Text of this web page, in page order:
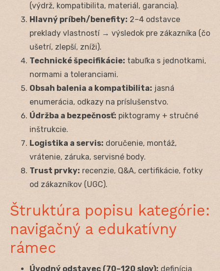
(výdrž, kompatibilita, materiál, garancia).
Hlavný príbeh/benefity: 2–4 odstavce
preklady vlastností → výsledok pre zákazníka (čo
ušetrí, zlepší, zníži).
Technické špecifikácie: tabuľka s jednotkami,
normami a toleranciami.
Obsah balenia a kompatibilita: jasná
enumerácia, odkazy na príslušenstvo.
Údržba a bezpečnosť: piktogramy + stručné
inštrukcie.
Logistika a servis: doručenie, montáž,
vrátenie, záruka, servisné body.
Trust prvky: recenzie, Q&A, certifikácie, fotky
od zákazníkov (UGC).
Štruktúra popisu kategórie:
navigačný a edukatívny
rámec
Úvodný odstavec (70–120 slov): definícia